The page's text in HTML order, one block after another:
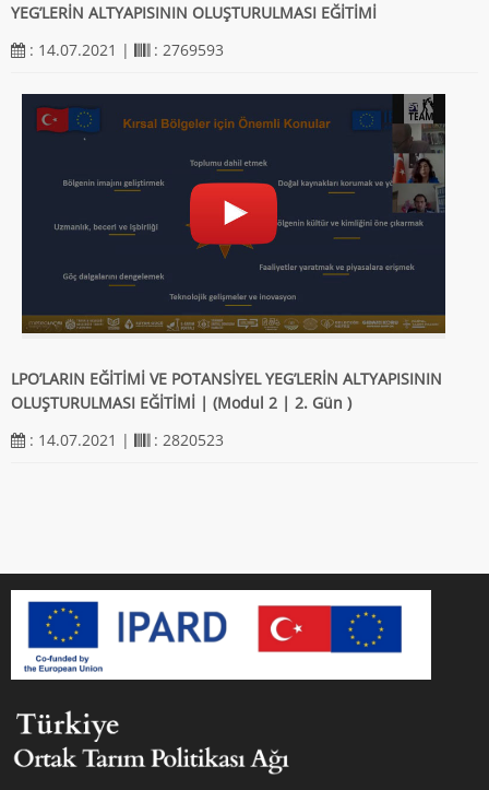
YEG’LERİN ALTYAPISININ OLUŞTURULMASI EĞİTİMİ
: 14.07.2021 |
: 2769593
LPO’LARIN EĞİTİMİ VE POTANSİYEL YEG’LERİN ALTYAPISININ
OLUŞTURULMASI EĞİTİMİ | (Modul 2 | 2. Gün )
: 14.07.2021 |
: 2820523